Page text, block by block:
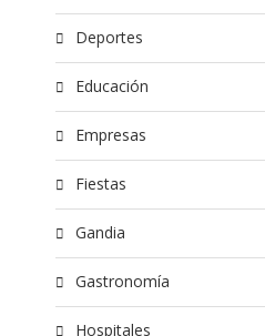
Deportes
Educación
Empresas
Fiestas
Gandia
Gastronomía
Hospitales